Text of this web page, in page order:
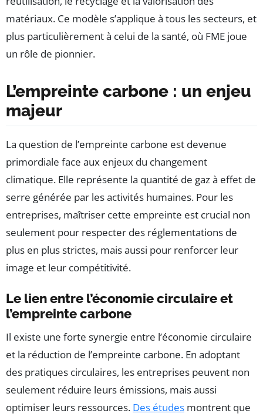
matériaux. Ce modèle s’applique à tous les secteurs, et
plus particulièrement à celui de la santé, où FME joue
un rôle de pionnier.
L’empreinte carbone : un enjeu
majeur
La question de l’empreinte carbone est devenue
primordiale face aux enjeux du changement
climatique. Elle représente la quantité de gaz à effet de
serre générée par les activités humaines. Pour les
entreprises, maîtriser cette empreinte est crucial non
seulement pour respecter des réglementations de
plus en plus strictes, mais aussi pour renforcer leur
image et leur compétitivité.
Le lien entre l’économie circulaire et
l’empreinte carbone
Il existe une forte synergie entre l’économie circulaire
et la réduction de l’empreinte carbone. En adoptant
des pratiques circulaires, les entreprises peuvent non
seulement réduire leurs émissions, mais aussi
optimiser leurs ressources. Des études montrent que